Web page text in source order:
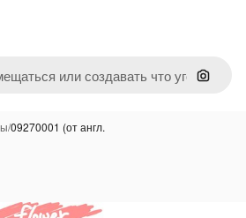
Поиск
/09270001 (от англ.